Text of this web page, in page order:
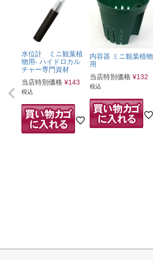
水位計 ミニ観葉植
物用- ハイドロカル
チャー専門資材
当店特別価格 ¥143
税込
内容器 ミニ観葉植物
用
当店特別価格 ¥132
税込